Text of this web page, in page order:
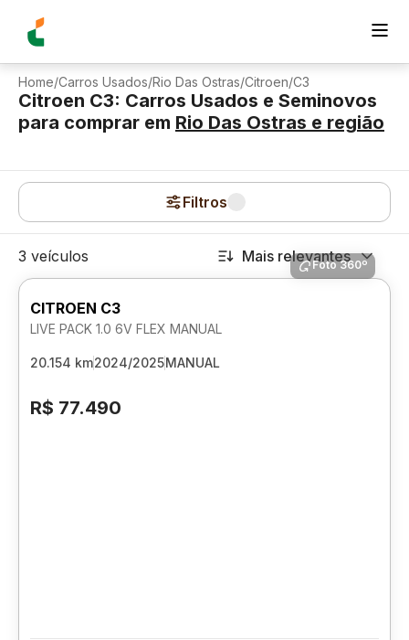
Home/Carros Usados/Rio Das Ostras/Citroen/C3
Citroen C3: Carros Usados e Seminovos
para comprar em Rio Das Ostras e região
Filtros
3 veículos Mais relevantes
Foto 360º
CITROEN C3
LIVE PACK 1.0 6V FLEX MANUAL
20.154 km2024/2025MANUAL
R$ 77.490